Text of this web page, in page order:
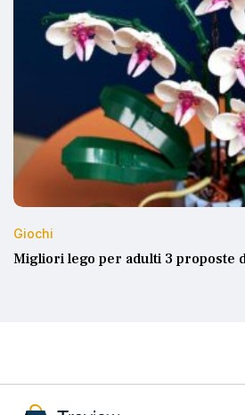
Giochi
Migliori lego per adulti 3 proposte